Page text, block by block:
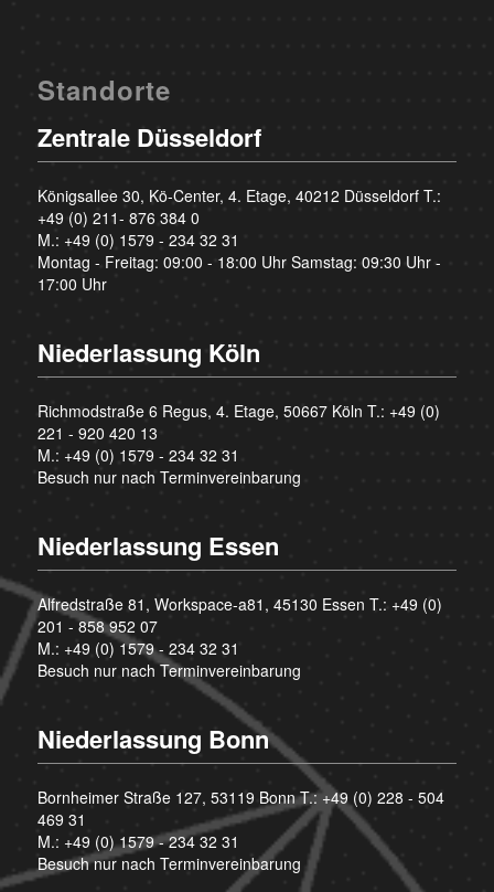
Standorte
Zentrale Düsseldorf
Königsallee 30, Kö-Center, 4. Etage, 40212 Düsseldorf T.:
+49 (0) 211- 876 384 0
M.: +49 (0) 1579 - 234 32 31
Montag - Freitag: 09:00 - 18:00 Uhr Samstag: 09:30 Uhr -
17:00 Uhr
Niederlassung Köln
Richmodstraße 6 Regus, 4. Etage, 50667 Köln T.: +49 (0)
221 - 920 420 13
M.: +49 (0) 1579 - 234 32 31
Besuch nur nach Terminvereinbarung
Niederlassung Essen
Alfredstraße 81, Workspace-a81, 45130 Essen T.: +49 (0)
201 - 858 952 07
M.: +49 (0) 1579 - 234 32 31
Besuch nur nach Terminvereinbarung
Niederlassung Bonn
Bornheimer Straße 127, 53119 Bonn T.:+49 (0) 228 - 504
469 31
M.: +49 (0) 1579 - 234 32 31
Besuch nur nach Terminvereinbarung